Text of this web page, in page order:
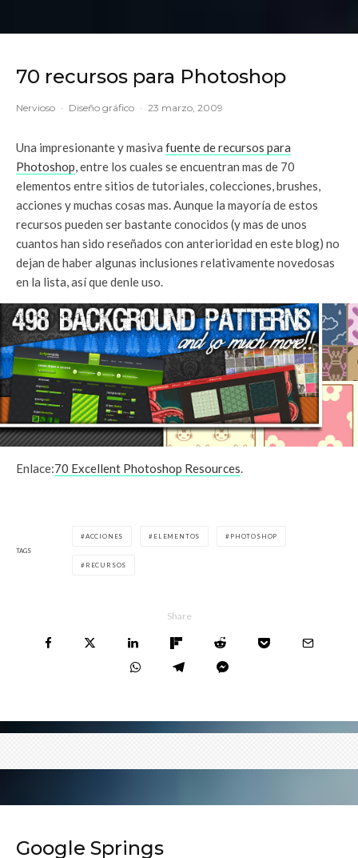
70 recursos para Photoshop
Nervioso · Diseño gráfico · 23 marzo, 2009
Una impresionante y masiva fuente de recursos para
Photoshop, entre los cuales se encuentran mas de 70
elementos entre sitios de tutoriales, colecciones, brushes,
acciones y muchas cosas mas. Aunque la mayoría de estos
recursos pueden ser bastante conocidos (y mas de unos
cuantos han sido reseñados con anterioridad en este blog) no
dejan de haber algunas inclusiones relativamente novedosas
en la lista, así que denle uso.
Enlace:70 Excellent Photoshop Resources.
TAGS
ACCIONES ELEMENTOS PHOTOSHOP
RECURSOS
Share
Google Springs